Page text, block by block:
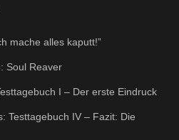
mache alles kaputt!”
Soul Reaver
I – Der erste Eindruck
Testtagebuch IV – Fazit: Die